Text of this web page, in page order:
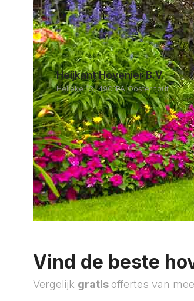
Heijkant Hovenier B.V.
Helleke 13, 4901PA Oosterhout
Vind de beste
Vergelijk gratis offertes van